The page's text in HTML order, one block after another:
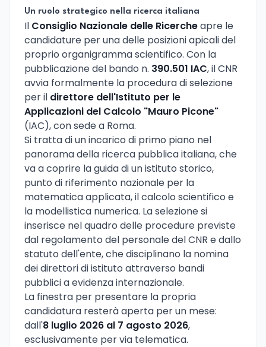
Un ruolo strategico nella ricerca italiana
Il Consiglio Nazionale delle Ricercheapre le
candidature per una delle posizioni apicali del
proprio organigramma scientifico. Con la
pubblicazione del bando n. 390.501 IAC, il CNR
avvia formalmente la procedura di selezione
per il direttore dell'Istituto per le
Applicazioni del Calcolo "Mauro Picone"
(IAC), con sede a Roma.
Si tratta di un incarico di primo piano nel
panorama della ricerca pubblica italiana, che
va a coprire la guida di un istituto storico,
punto di riferimento nazionale per la
matematica applicata, il calcolo scientifico e
la modellistica numerica. La selezione si
inserisce nel quadro delle procedure previste
dal regolamento del personale del CNR e dallo
statuto dell'ente, che disciplinano la nomina
dei direttori di istituto attraverso bandi
pubblici a evidenza internazionale.
La finestra per presentare la propria
candidatura resterà aperta per un mese:
dall'8 luglio 2026 al 7 agosto 2026,
esclusivamente per via telematica.